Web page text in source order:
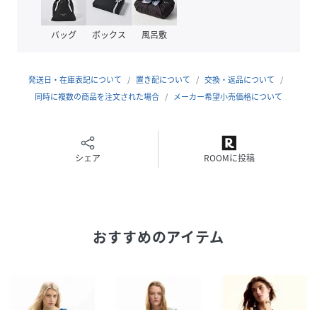
モデル身長：162cm 着用サイズ：ﾏﾙﾁ/9019/M
原産国 中国
XS、S、M、L、XL
RQ6962_26SWJFXK
26SWJFXK-850-732 RQ6962)
バッグ ボックス 風呂敷
発送日・在庫表記について 置き配について
交換・返品について
同時に複数の商品を注文された場合
メーカー希望小売価格について
シェア ROOMに投稿
おすすめのアイテム